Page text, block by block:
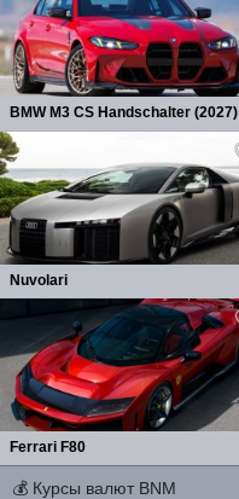
BMW M3 CS Handschalter (2027)
Nuvolari
Ferrari F80
💰 Курсы валют BNM